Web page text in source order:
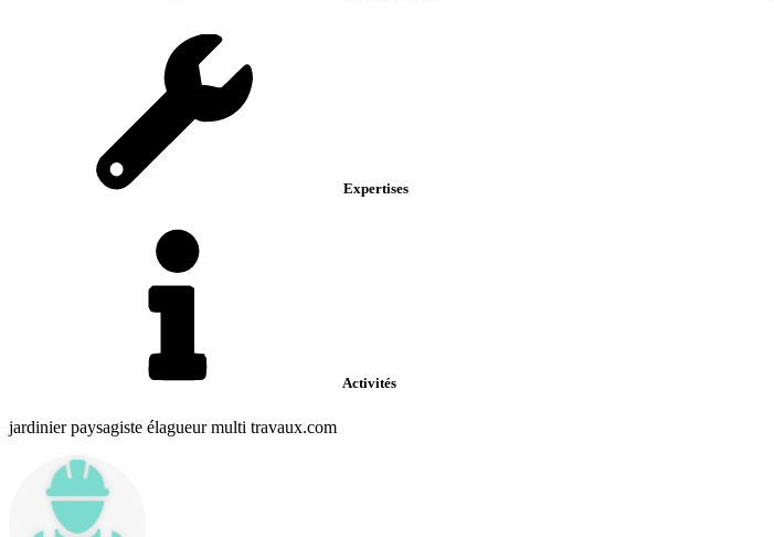
Expertises
Activités
jardinier paysagiste élagueur multi travaux.com